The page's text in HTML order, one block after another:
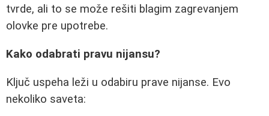
tvrde, ali to se može rešiti blagim zagrevanjem
olovke pre upotrebe.
Kako odabrati pravu nijansu?
Ključ uspeha leži u odabiru prave nijanse. Evo
nekoliko saveta: